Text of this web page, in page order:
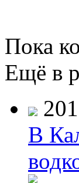
Пока
Ещё в
В